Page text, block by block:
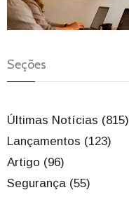
Seções
Últimas Notícias (815)
Lançamentos (123)
Artigo (96)
Segurança (55)